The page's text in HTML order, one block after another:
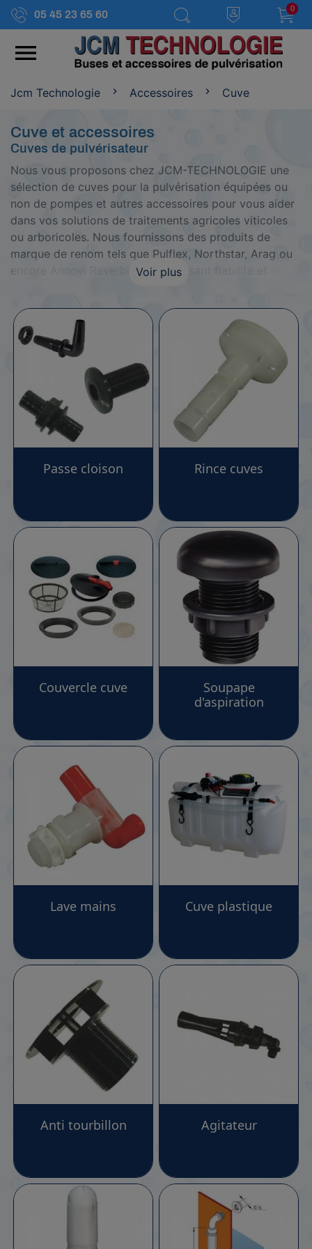
05 45 23 65 60
0

Jcm Technologie Accessoires Cuve
Cuve et accessoires
Cuves de pulvérisateur
Nous vous proposons chez JCM-TECHNOLOGIE une
sélection de cuves pour la pulvérisation équipées ou
non de pompes et autres accessoires pour vous aider
dans vos solutions de traitements agricoles viticoles
ou arboricoles. Nous fournissons des produits de
marque de renom tels que Pulflex, Northstar, Arag ou
encore Annovi Reverberi, garantissant fiabilité et
Pourquoi choisir nos cuves pour la pulvérisation
?
Pour une qualité inégalée nous proposons les meilleurs
marques qui fabriquent des produits avec des
matériaux durables pour une longévité maximal et une
résistance aux produits phytosanitaires.
Vous trouverez forcement l'équipement adapté à vos
besoins dans notre sélection, vous pourrez vous servir
de votre cuve soit sur vos tracteurs soit sur vos quads
Large gamme de capacités et de formats de cuves
pour une adaptabilité et des performances de travail
accrues.
Les cuves adaptées aux quads :
Nous sommes conscients que pouvoir
pulvériser les traitements de vos cultures depuis votre
quads peut être beaucoup plus pratique pour vous,
c'est pourquoi nous avons réunis différents modèles
petites pompes et d''accessoire pour la pulvérisation.
En utilisant un quad équipé de nos système vous
pourrez accéder aux zones que les tracteurs
traditionnels ne peuvent atteindre, vous offrant une
flexibilité inégalée pour vos travaux agricole ou
d'entretien d'espaces verts.
Les accessoires pour vos cuves :
En plus de nos cuves de pulvérisation, nous proposons
une gamme complète d'accessoires et de pièces de
rechange pour vous assurer un service après vente
optimal en cas de casse, de panne ou d'un besoin
spécifique. Les accessoires proposés contiennent des
rince cuve, des lances de pulvérisation de taille variée,
passe cloison ou des laves mains, des kit de niveau de
cuve pour une information précise des quantités
restantes dans les cuves , des supports et autres
pièces détachées très utiles pour votre confort et
votre efficacité en action.
Investissez dès aujourd'hui dans nos cuves de
pulvérisation de qualité pour des résultats optimaux.
Que vous soyez agriculteur, viticulteur, agent
Voir plus
Passe cloison Rince cuves
Couvercle cuve
Soupape
d'aspiration
Lave mains Cuve plastique
Anti tourbillon Agitateur